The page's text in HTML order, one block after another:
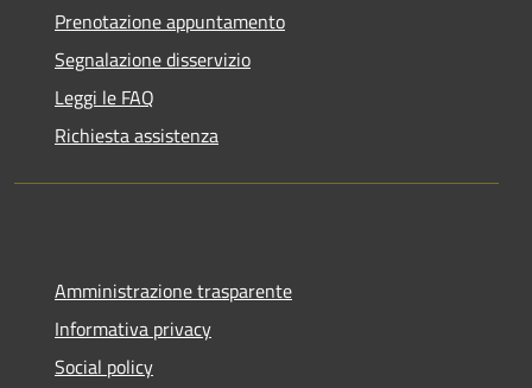
Prenotazione appuntamento
Segnalazione disservizio
Leggi le FAQ
Richiesta assistenza
Amministrazione trasparente
Informativa privacy
Social policy